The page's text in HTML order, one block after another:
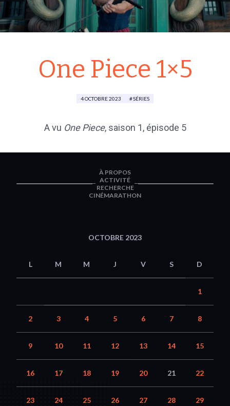
One Piece 1×5
4 OCTOBRE 2023 SÉRIES
A vu One Piece, saison 1, épisode 5
À PROPOS
ACTIVITÉ
RECHERCHE
CINÉMARATHON
OCTOBRE 2023
L M M J V S D
1
2 3 4 5 6 7 8
9 10 11 12 13 14 15
16 17 18 19 20 21 22
23 24 25 26 27 28 29